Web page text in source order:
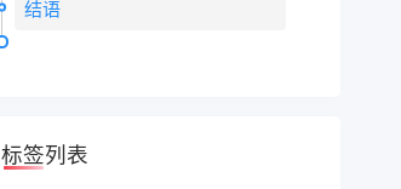
结语
标签列表